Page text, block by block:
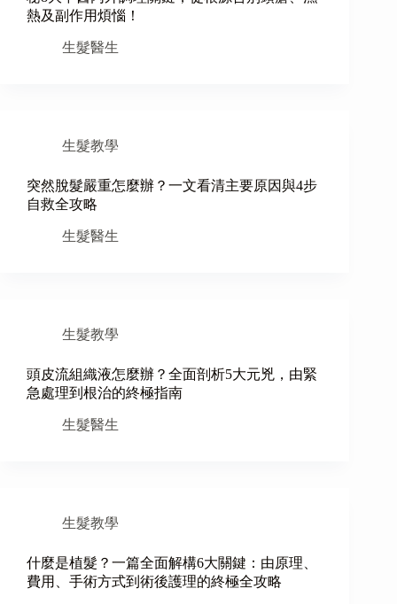
熱及副作用煩惱！
生髮醫生
生髮教學
突然脫髮嚴重怎麼辦？一文看清主要原因與4步
自救全攻略
生髮醫生
生髮教學
頭皮流組織液怎麼辦？全面剖析5大元兇，由緊
急處理到根治的終極指南
生髮醫生
生髮教學
什麼是植髮？一篇全面解構6大關鍵：由原理、
費用、手術方式到術後護理的終極全攻略